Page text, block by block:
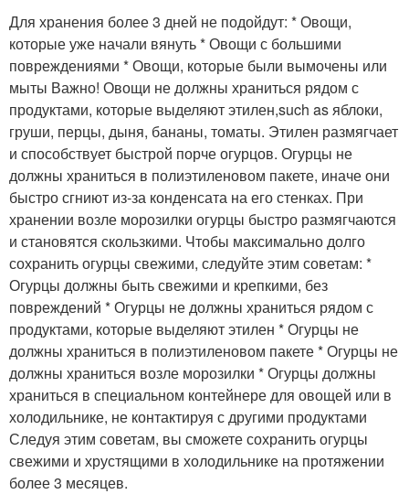
Для хранения более 3 дней не подойдут: * Овощи,
которые уже начали вянуть * Овощи с большими
повреждениями * Овощи, которые были вымочены или
мыты Важно! Овощи не должны храниться рядом с
продуктами, которые выделяют этилен,such as яблоки,
груши, перцы, дыня, бананы, томаты. Этилен размягчает
и способствует быстрой порче огурцов. Огурцы не
должны храниться в полиэтиленовом пакете, иначе они
быстро сгниют из-за конденсата на его стенках. При
хранении возле морозилки огурцы быстро размягчаются
и становятся скользкими. Чтобы максимально долго
сохранить огурцы свежими, следуйте этим советам: *
Огурцы должны быть свежими и крепкими, без
повреждений * Огурцы не должны храниться рядом с
продуктами, которые выделяют этилен * Огурцы не
должны храниться в полиэтиленовом пакете * Огурцы не
должны храниться возле морозилки * Огурцы должны
храниться в специальном контейнере для овощей или в
холодильнике, не контактируя с другими продуктами
Следуя этим советам, вы сможете сохранить огурцы
свежими и хрустящими в холодильнике на протяжении
более 3 месяцев.